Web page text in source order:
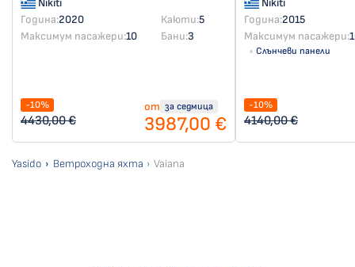
Nikiti
Година:2020 Каюти:5
Максимум пасажери:10 Бани:3
-10%
4430,00 €
от за седмица
3987,00 €
Nikiti
Година:2015
Максимум пасажери:
Слънчеви панели
-10%
4140,00 €
Yasido Ветроходна яхта Vaiana